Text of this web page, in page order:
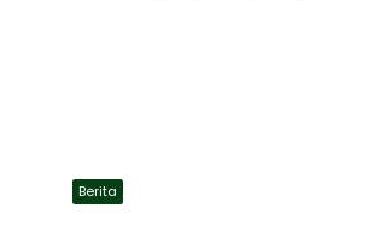
Berita